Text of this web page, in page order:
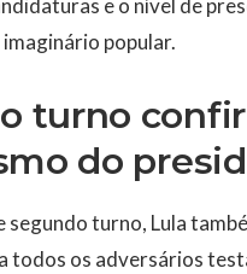
e o nível de
popular.
turno
do
segundo turno, Lula
todos os adversários